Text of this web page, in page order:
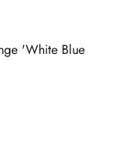
'White Blue